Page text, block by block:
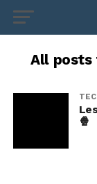
All posts
🍿